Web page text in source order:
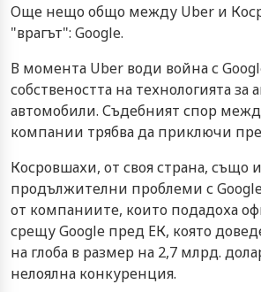
Още нещо общо между Uber и
"врагът": Google.
В момента Uber води война с
собствеността на технологията за
автомобили. Съдебният спор
компании трябва да приключи
Косровшахи, от своя страна, също
продължителни проблеми с
от компаниите, които подадоха
срещу Google пред ЕК, която
на глоба в размер на 2,7 млрд.
нелоялна конкуренция.